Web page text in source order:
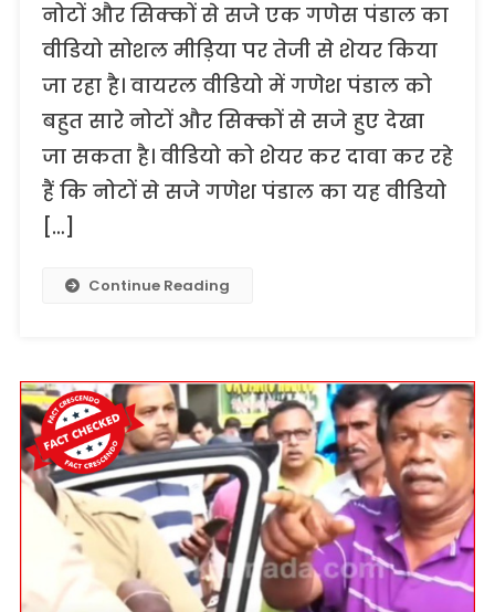
नोटों और सिक्कों से सजे एक गणेस पंडाल का
वीडियो सोशल मीड़िया पर तेजी से शेयर किया
जा रहा है। वायरल वीडियो में गणेश पंडाल को
बहुत सारे नोटों और सिक्कों से सजे हुए देखा
जा सकता है। वीडियो को शेयर कर दावा कर रहे
हैं कि नोटों से सजे गणेश पंडाल का यह वीडियो
[…]
Continue Reading